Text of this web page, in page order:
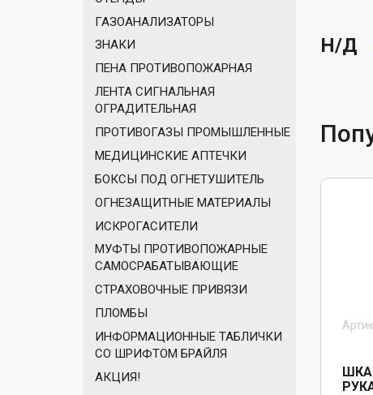
ГАЗОАНАЛИЗАТОРЫ
ЗНАКИ
ПЕНА ПРОТИВОПОЖАРНАЯ
ЛЕНТА СИГНАЛЬНАЯ
ОГРАДИТЕЛЬНАЯ
ПРОТИВОГАЗЫ ПРОМЫШЛЕННЫЕ
МЕДИЦИНСКИЕ АПТЕЧКИ
БОКСЫ ПОД ОГНЕТУШИТЕЛЬ
ОГНЕЗАЩИТНЫЕ МАТЕРИАЛЫ
ИСКРОГАСИТЕЛИ
МУФТЫ ПРОТИВОПОЖАРНЫЕ
САМОСРАБАТЫВАЮЩИЕ
СТРАХОВОЧНЫЕ ПРИВЯЗИ
ПЛОМБЫ
ИНФОРМАЦИОННЫЕ ТАБЛИЧКИ
СО ШРИФТОМ БРАЙЛЯ
АКЦИЯ!
Н/Д